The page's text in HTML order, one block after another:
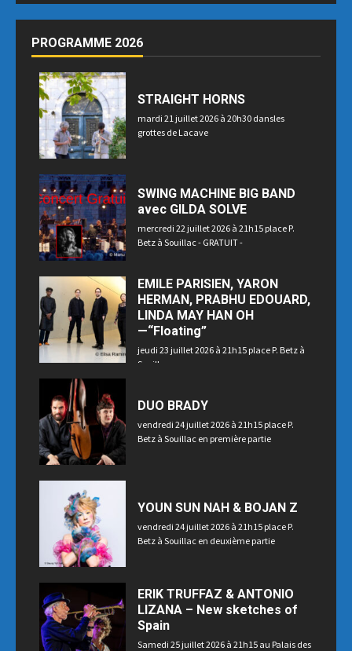
PROGRAMME 2026
STRAIGHT HORNS
mardi 21 juillet 2026 à 20h30 dansles
grottes de Lacave
SWING MACHINE BIG BAND
avec GILDA SOLVE
mercredi 22 juillet 2026 à 21h15 place P.
Betz à Souillac - GRATUIT -
EMILE PARISIEN, YARON
HERMAN, PRABHU EDOUARD,
LINDA MAY HAN OH
—“Floating”
jeudi 23 juillet 2026 à 21h15 place P. Betz à
Souillac
DUO BRADY
vendredi 24 juillet 2026 à 21h15 place P.
Betz à Souillac en première partie
YOUN SUN NAH & BOJAN Z
vendredi 24 juillet 2026 à 21h15 place P.
Betz à Souillac en deuxième partie
ERIK TRUFFAZ & ANTONIO
LIZANA – New sketches of
Spain
Samedi 25 juillet 2026 à 21h15 au Palais des